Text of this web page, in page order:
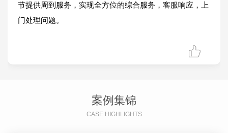
节提供周到服务，实现全方位的综合服务， 客服响应，上
门处理问题。
案例集锦
CASE HIGHLIGHTS